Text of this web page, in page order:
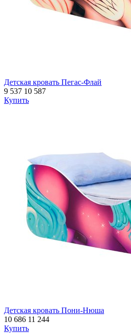
Детская кровать Пегас-Флай
9 537 10 587
Купить
Детская кровать Пони-Нюша
10 686 11 244
Купить